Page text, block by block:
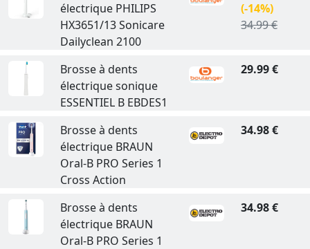
électrique PHILIPS
HX3651/13 Sonicare
Dailyclean 2100
(-14%)
34.99 €
Brosse à dents
électrique sonique
ESSENTIEL B EBDES1
29.99 €
Brosse à dents
électrique BRAUN
Oral-B PRO Series 1
Cross Action
34.98 €
Brosse à dents
électrique BRAUN
Oral-B PRO Series 1
34.98 €